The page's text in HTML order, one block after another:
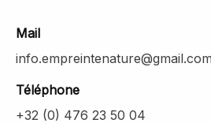
Mail
info.empreintenature@gmail.com
Téléphone
+32 (0) 476 23 50 04